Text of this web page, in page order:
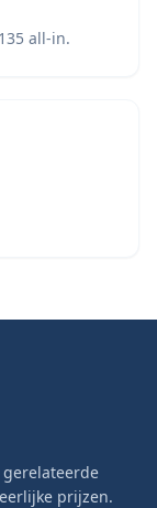
all-in.
prijzen.